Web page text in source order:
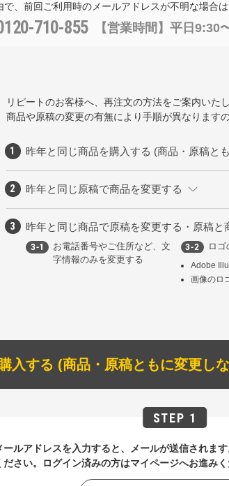
、前回ご利用時のメールアドレスが不明な場合
710-855 【営業時間】 平日9:30
リピートのお客様へ、再注文の方法をご案内いたし
商品や原稿の変更の有無により手順が異なります
昨年と同じ商品を購入する (商品・原稿と
昨年と同じ原稿で商品を変更する
昨年と同じ商品で原稿を変更する・原稿と
お電話番号やご住所など、文
字情報のみを変更する
ロ
Adobe
画像のロ
入する (商品・原稿ともに変更し
ルアドレスを入力すると、メールが送信されま
さい。ログイン済みの方はマイページへお進みく